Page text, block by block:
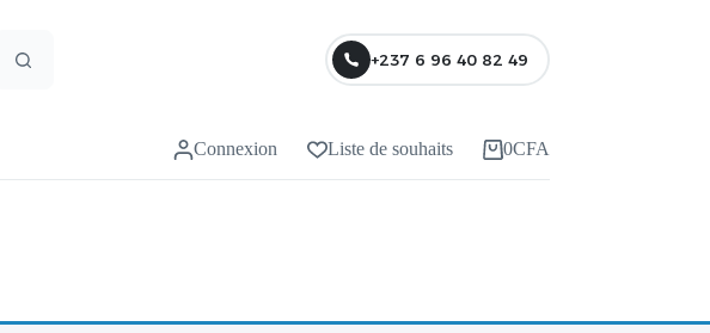
+237 6 96 40 82 49
Connexion Liste de souhaits 0CFA